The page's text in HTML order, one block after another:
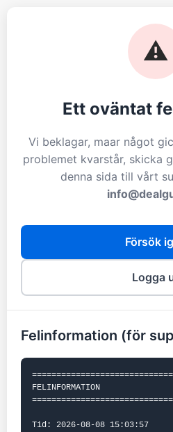
⚠️
Ett oväntat
Vi beklagar, maar något
problemet kvarstår, skicka
denna sida till vårt
Försök
Logga
Felinformation (för
FELINFORMATION
Tid: 2026-08-08 15:03:57